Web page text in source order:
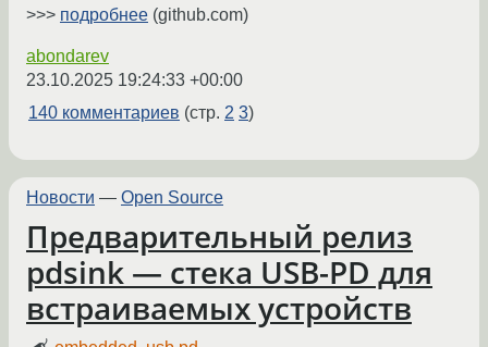
>>> подробнее (github.com)
abondarev
23.10.2025 19:24:33 +00:00
140 комментариев (стр. 2 3)
Новости — Open Source
Предварительный релиз
pdsink — стека USB-PD для
встраиваемых устройств